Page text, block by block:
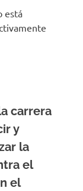
está
carrera
y
la
el
el